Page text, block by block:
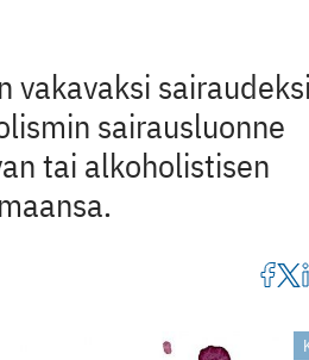
vakavaksi
sairausluonne
tai alkoholistisen